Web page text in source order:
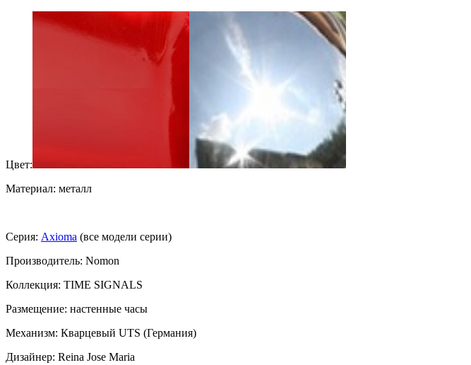
Цвет:
Материал: металл
Серия: Axioma (все модели серии)
Производитель: Nomon
Коллекция: TIME SIGNALS
Размещение: настенные часы
Механизм: Кварцевый UTS (Германия)
Дизайнер: Reina Jose Maria